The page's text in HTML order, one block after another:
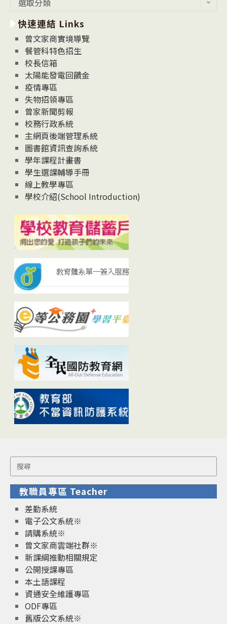
消
息
News
選取分類
快速連結 Links
曾文家商實境導覽
餐管科特色招生
校長信箱
太陽能發電回饋金
疫情專區
失物招領專區
曾家新聞剪報
校務行政系統
主網頁後端管理系統
圖書館資訊查詢系統
學年課程計畫書
學生選課輔導手冊
線上教學專區
學校介紹(School Introduction)
Search
for:
教職員專區 Teacher
差勤系統
電子公文系統※
請購系統※
曾文家商雲端社群※
新課綱推動相關規定
公開授課專區
本土語課程
資通安全維護專區
ODF專區
舊版公文系統※